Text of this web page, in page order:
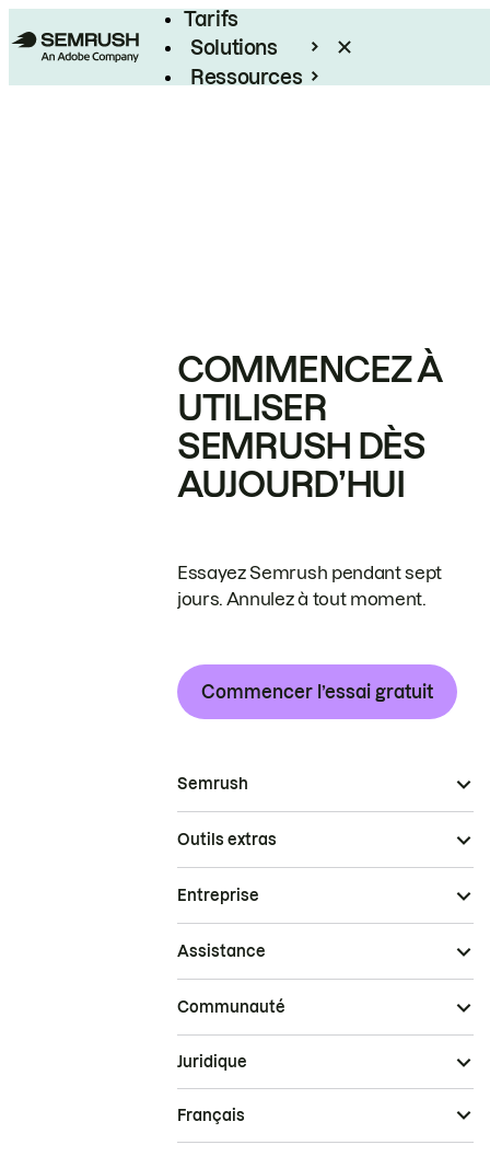
Tarifs
Solutions
Ressources
COMMENCEZ À
UTILISER
SEMRUSH DÈS
AUJOURD’HUI
Essayez Semrush pendant sept
jours. Annulez à tout moment.
Commencer l’essai gratuit
Semrush
Outils extras
Entreprise
Assistance
Communauté
Juridique
Français